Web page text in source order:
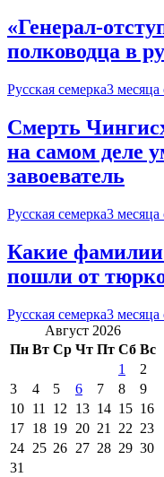
«Генерал-
полководца в
Русская семерка3 месяца
Смерть
на самом деле
завоеватель
Русская семерка3 месяца
Какие фамилии
пошли от
Русская семерка3 месяца
Август 2026
Пн Вт Ср Чт Пт Сб Вс
1
2
3
4 5 6 7 8
9
10 11 12 13 14 15 16
17 18 19 20 21 22 23
24 25 26 27 28 29 30
31